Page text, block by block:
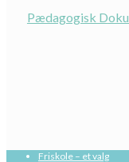
Pædagogisk D
Friskole – et valg